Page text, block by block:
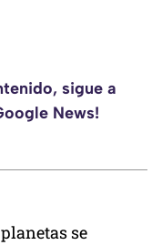
sigue a
News!
se